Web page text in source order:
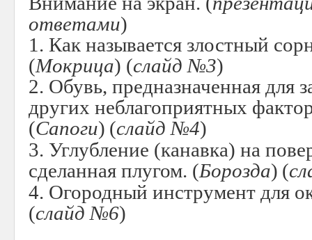
ответами)
1. Как называется злостный
(Мокрица) (слайд №3)
2. Обувь, предназначенная для
других неблагоприятных
(Сапоги) (слайд №4)
3. Углубление (канавка) на
сделанная плугом. (Борозда) (
4. Огородный инструмент для
(слайд №6)